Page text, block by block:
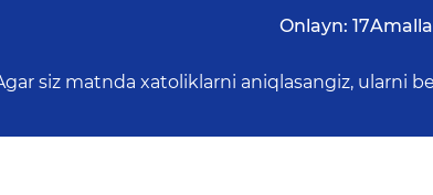
Onlayn: 17
siz matnda xatoliklarni aniqlasangiz,